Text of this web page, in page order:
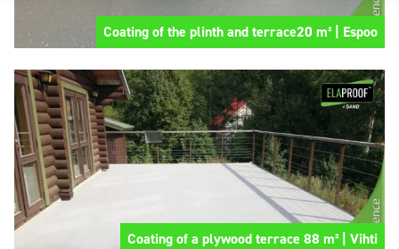
Coating of the plinth and terrace20 m² | Espoo
Coating of a plywood terrace 88 m² | Vihti